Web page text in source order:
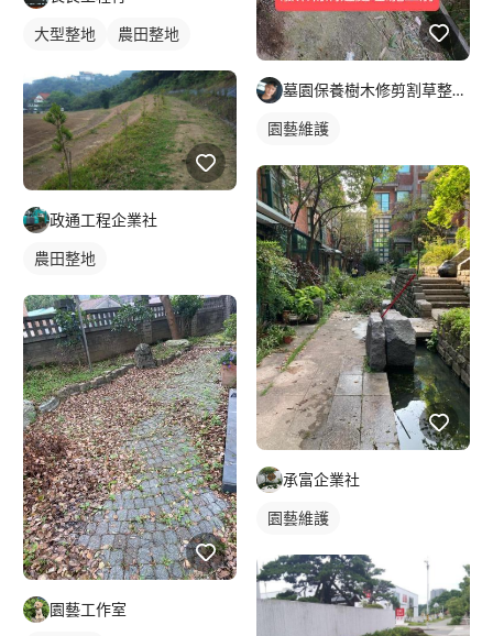
大型整地 農田整地
政通工程企業社
農田整地
園藝工作室
墓園保養樹木修剪割草整理及外牆清潔
園藝維護
承富企業社
園藝維護